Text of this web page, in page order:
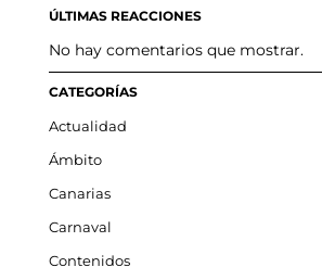
ÚLTIMAS REACCIONES
No hay comentarios que mostrar.
CATEGORÍAS
Actualidad
Ámbito
Canarias
Carnaval
Contenidos